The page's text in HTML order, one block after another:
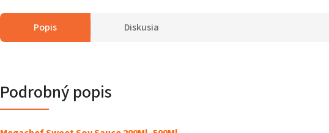
Popis Diskusia
Podrobný popis